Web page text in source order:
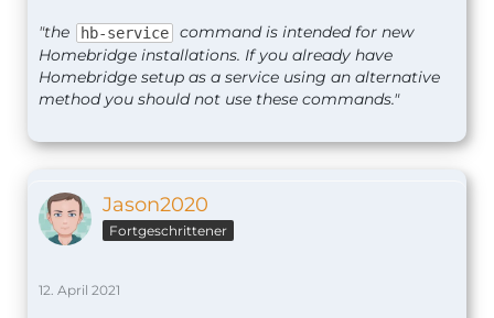
"the hb-service
command is intended for new
Homebridge installations. If you already have
Homebridge setup as a service using an alternative
method you should not use these commands."
Jason2020
Fortgeschrittener
12. April 2021